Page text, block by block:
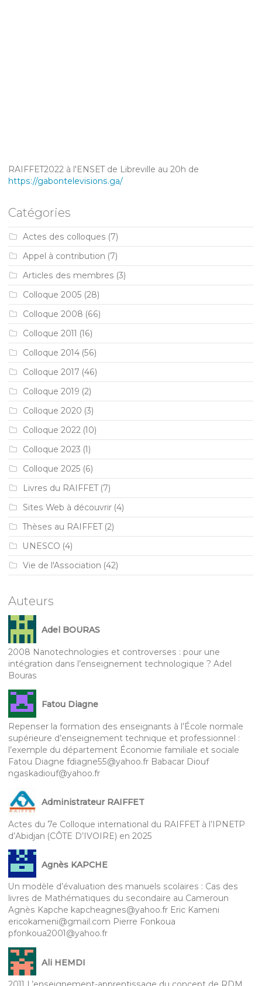
RAIFFET2022 à l'ENSET de Libreville au 20h de
https://gabontelevisions.ga/
Catégories
Actes des colloques (7)
Appel à contribution (7)
Articles des membres (3)
Colloque 2005 (28)
Colloque 2008 (66)
Colloque 2011 (16)
Colloque 2014 (56)
Colloque 2017 (46)
Colloque 2019 (2)
Colloque 2020 (3)
Colloque 2022 (10)
Colloque 2023 (1)
Colloque 2025 (6)
Livres du RAIFFET(7)
Sites Web à découvrir (4)
Thèses au RAIFFET(2)
UNESCO (4)
Vie de l'Association (42)
Auteurs
Adel BOURAS
2008 Nanotechnologies et controverses : pour une
intégration dans l’enseignement technologique ? Adel
Bouras
Fatou Diagne
Repenser la formation des enseignants à l’École normale
supérieure d’enseignement technique et professionnel :
l’exemple du département Économie familiale et sociale
Fatou Diagne fdiagne55@yahoo.fr Babacar Diouf
ngaskadiouf@yahoo.fr
Administrateur RAIFFET
Actes du 7e Colloque international du RAIFFET à l’IPNETP
d’Abidjan (CÔTE D’IVOIRE) en 2025
Agnès KAPCHE
Un modèle d’évaluation des manuels scolaires : Cas des
livres de Mathématiques du secondaire au Cameroun
Agnès Kapche kapcheagnes@yahoo.fr Eric Kameni
ericokameni@gmail.com Pierre Fonkoua
pfonkoua2001@yahoo.fr
Ali HEMDI